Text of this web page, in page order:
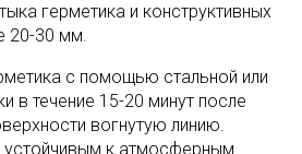
герметика и конструктивных
20-30 мм.
с помощью стальной или
в течение 15-20 минут после
вогнутую линию.
устойчивым к атмосферным